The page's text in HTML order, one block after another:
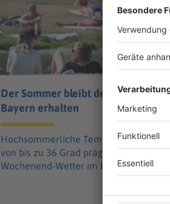
Der Sommer bleibt den
Bayern erhalten
Hochsommerliche Temperaturen
von bis zu 36 Grad prägen das
Wochenend-Wetter im Freistaat.